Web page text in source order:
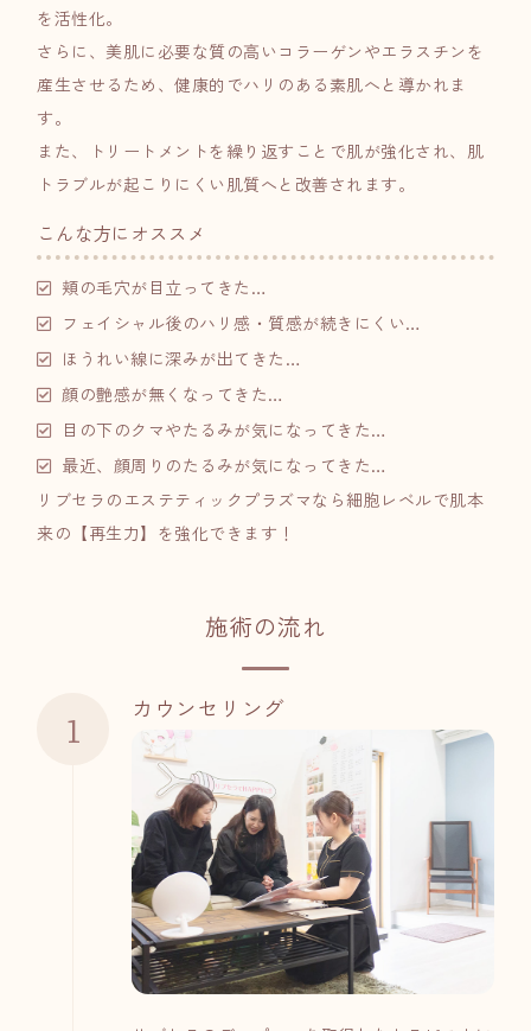
を活性化。
さらに、美肌に必要な質の高いコラーゲンやエラスチンを
産生させるため、健康的でハリのある素肌へと導かれま
す。
また、トリートメントを繰り返すことで肌が強化され、肌
トラブルが起こりにくい肌質へと改善されます。
こんな方にオススメ
頬の毛穴が目立ってきた…
フェイシャル後のハリ感・質感が続きにくい…
ほうれい線に深みが出てきた…
顔の艶感が無くなってきた…
目の下のクマやたるみが気になってきた…
最近、顔周りのたるみが気になってきた…
リブセラのエステティックプラズマなら細胞レベルで肌本
来の【再生力】を強化できます！
施術の流れ
カウンセリング